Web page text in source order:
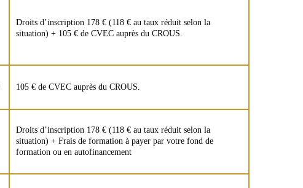
Droits d’inscription 178 € (118 € au taux réduit selon la
situation) + 105 € de CVEC auprès du CROUS.
105 € de CVEC auprès du CROUS.
Droits d’inscription 178 € (118 € au taux réduit selon la
situation) + Frais de formation à payer par votre fond de
formation ou en autofinancement